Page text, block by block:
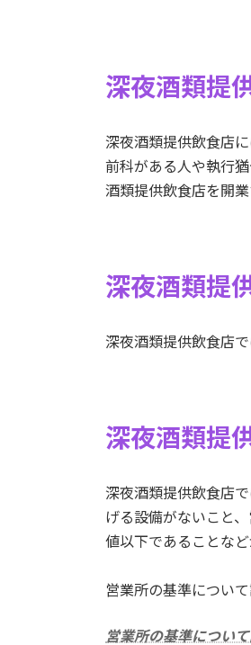
深夜酒類提
深夜酒類提供飲食店
前科がある人や執行
酒類提供飲食店を開業
深夜酒類提
深夜酒類提供飲食店
深夜酒類提
深夜酒類提供飲食店
げる設備がないこと
値以下であることなど
営業所の基準につい
営業所の基準について